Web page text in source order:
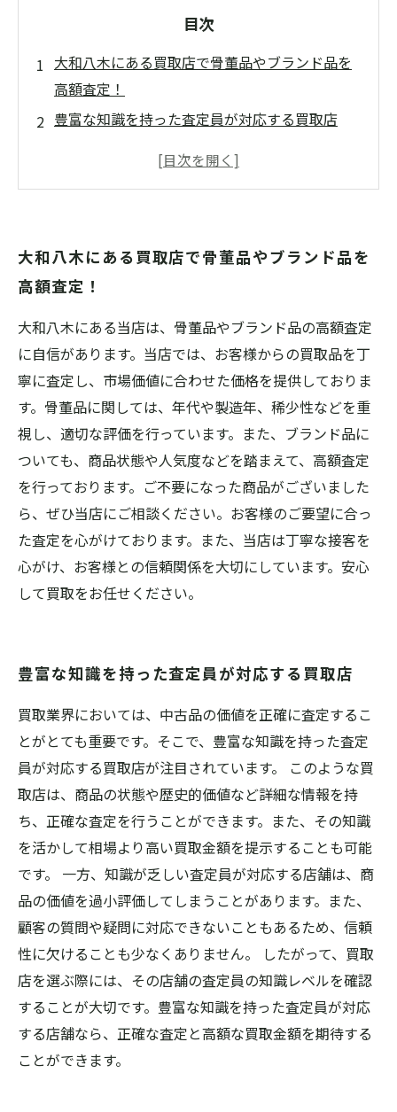
目次
大和八木にある買取店で骨董品やブランド品を
高額査定！
豊富な知識を持った査定員が対応する買取店
トレンドに左右されず、常に高く買い取っても
プロのアドバイスがもらえるから、安心して売
れる！
大和八木にある買取店で骨董品やブランド品を
高額査定！
大和八木にある当店は、骨董品やブランド品の高額査定
に自信があります。当店では、お客様からの買取品を丁
寧に査定し、市場価値に合わせた価格を提供しておりま
す。骨董品に関しては、年代や製造年、稀少性などを重
視し、適切な評価を行っています。また、ブランド品に
ついても、商品状態や人気度などを踏まえて、高額査定
を行っております。ご不要になった商品がございました
ら、ぜひ当店にご相談ください。お客様のご要望に合っ
た査定を心がけております。また、当店は丁寧な接客を
心がけ、お客様との信頼関係を大切にしています。安心
して買取をお任せください。
豊富な知識を持った査定員が対応する買取店
買取業界においては、中古品の価値を正確に査定するこ
とがとても重要です。そこで、豊富な知識を持った査定
員が対応する買取店が注目されています。 このような買
取店は、商品の状態や歴史的価値など詳細な情報を持
ち、正確な査定を行うことができます。また、その知識
を活かして相場より高い買取金額を提示することも可能
です。 一方、知識が乏しい査定員が対応する店舗は、商
品の価値を過小評価してしまうことがあります。また、
顧客の質問や疑問に対応できないこともあるため、信頼
性に欠けることも少なくありません。 したがって、買取
店を選ぶ際には、その店舗の査定員の知識レベルを確認
することが大切です。豊富な知識を持った査定員が対応
する店舗なら、正確な査定と高額な買取金額を期待する
ことができます。